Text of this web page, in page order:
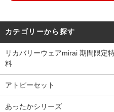
カテゴリーから探す
リカバリーウェアmirai 期間限定
料
アトピーセット
あったかシリーズ